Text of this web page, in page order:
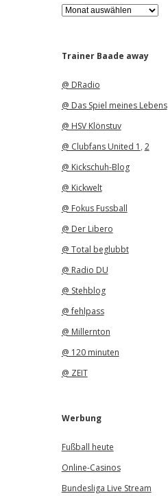
A
r
iTrainer Baade away
@ DRadio
@ Das Spiel meines Lebens
@ HSV Klönstuv
@ Clubfans United 1 , 2
@ Kickschuh-Blog
@ Kickwelt
@ Fokus Fussball
@ Der Libero
@ Total beglubbt
@ Radio DU
@ Stehblog
@ fehlpass
@ Millernton
@ 120 minuten
@ ZEIT
Werbung
Fußball heute
Online-Casinos
Bundesliga Live Stream